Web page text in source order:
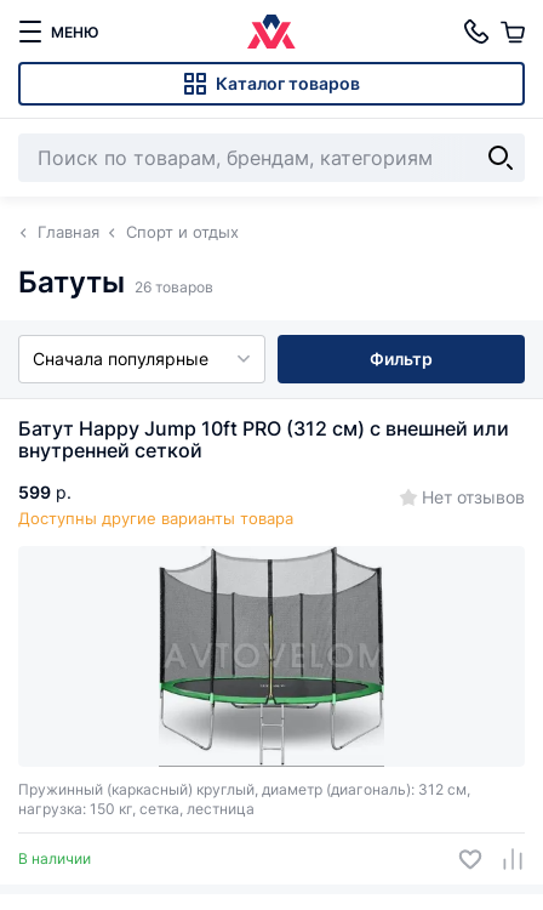
МЕНЮ
Каталог товаров
Главная Спорт и отдых
Батуты 26 товаров
Сначала популярные Фильтр
Батут Happy Jump 10ft PRO (312 см) с внешней или
внутренней сеткой
599 р.
Доступны другие варианты товара
Нет отзывов
Пружинный (каркасный) круглый, диаметр (диагональ): 312 см,
нагрузка: 150 кг, сетка, лестница
В наличии